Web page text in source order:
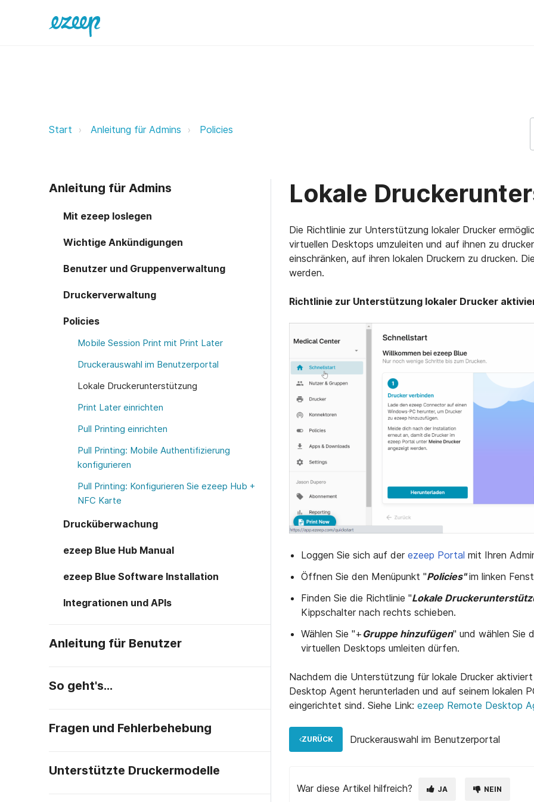
Lokale Druckerunterstützung ezeep Support Support
Start Anleitung für Admins Policies
Anleitung für Admins
Mit ezeep loslegen
Wichtige Ankündigungen
Benutzer und Gruppenverwaltung
Druckerverwaltung
Policies
Mobile Session Print mit Print Later
Druckerauswahl im Benutzerportal
Lokale Druckerunterstützung
Print Later einrichten
Pull Printing einrichten
Pull Printing: Mobile Authentifizierung
konfigurieren
Pull Printing: Konfigurieren Sie ezeep Hub +
NFC Karte
Drucküberwachung
ezeep Blue Hub Manual
ezeep Blue Software Installation
Integrationen und APIs
Anleitung für Benutzer
So geht's…
Fragen und Fehlerbehebung
Unterstützte Druckermodelle
Lokale
Die Richtlinie zur Unterstützung lokaler Drucker
virtuellen Desktops umzuleiten und auf ihnen zu
einschränken, auf ihren lokalen Druckern zu drucken.
werden.
Richtlinie zur Unterstützung lokaler Drucker
Loggen Sie sich auf derezeep Portal mit Ihren
Öffnen Sie den Menüpunkt "Policies"im linken
Finden Sie die Richtlinie "Lokale
Kippschalter nach rechts schieben.
Wählen Sie "+ Gruppe hinzufügen" und wählen Sie
virtuellen Desktops umleiten dürfen.
Nachdem die Unterstützung für lokale Drucker
Desktop Agent herunterladen und auf seinem lokalen
eingerichtet sind. Siehe Link:ezeep Remote Desktop
ZURÜCK Druckerauswahl im Benutzerportal
War diese Artikel hilfreich? JA NEIN